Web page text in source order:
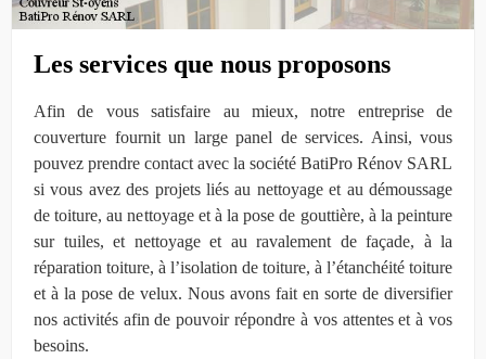
Les services que nous proposons
Afin de vous satisfaire au mieux, notre entreprise de
couverture fournit un large panel de services. Ainsi, vous
pouvez prendre contact avec la société BatiPro Rénov SARL
si vous avez des projets liés au nettoyage et au démoussage
de toiture, au nettoyage et à la pose de gouttière, à la peinture
sur tuiles, et nettoyage et au ravalement de façade, à la
réparation toiture, à l’isolation de toiture, à l’étanchéité toiture
et à la pose de velux. Nous avons fait en sorte de diversifier
nos activités afin de pouvoir répondre à vos attentes et à vos
besoins.